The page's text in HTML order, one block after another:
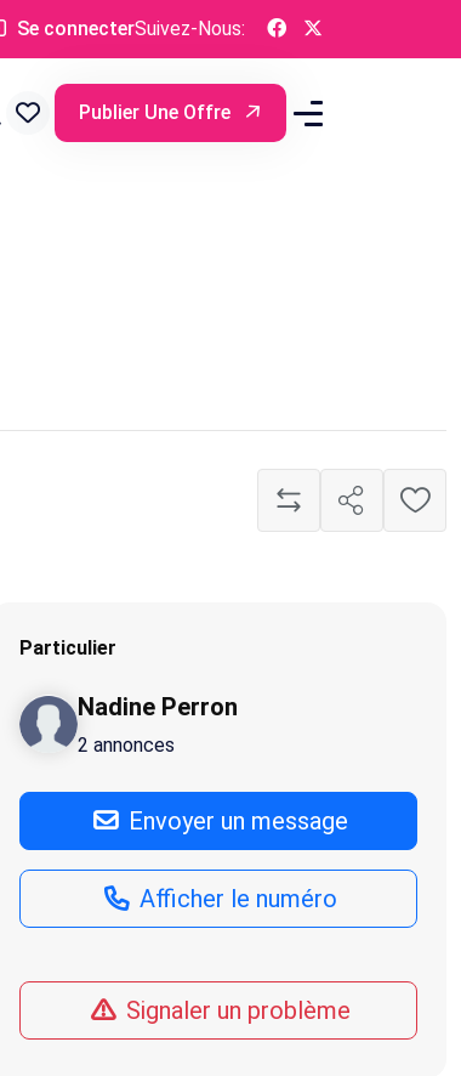
Se connecterSuivez-Nous:
Publier Une Offre
Particulier
Nadine Perron
2 annonces
Envoyer un message
Afficher le numéro
Signaler un problème